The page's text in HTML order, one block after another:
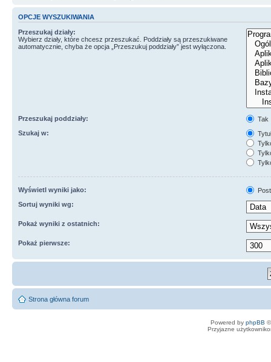
OPCJE WYSZUKIWANIA
Przeszukaj działy:
Wybierz działy, które chcesz przeszukać. Poddziały są przeszukiwane
automatycznie, chyba że opcja „Przeszukuj poddziały” jest wyłączona.
Przeszukaj poddziały:
Tak
Szukaj w:
Wyświetl wyniki jako:
Sortuj wyniki wg:
Pokaż wyniki z ostatnich:
Pokaż pierwsze:
Strona główna forum
Powered by phpBB
Przyjazne